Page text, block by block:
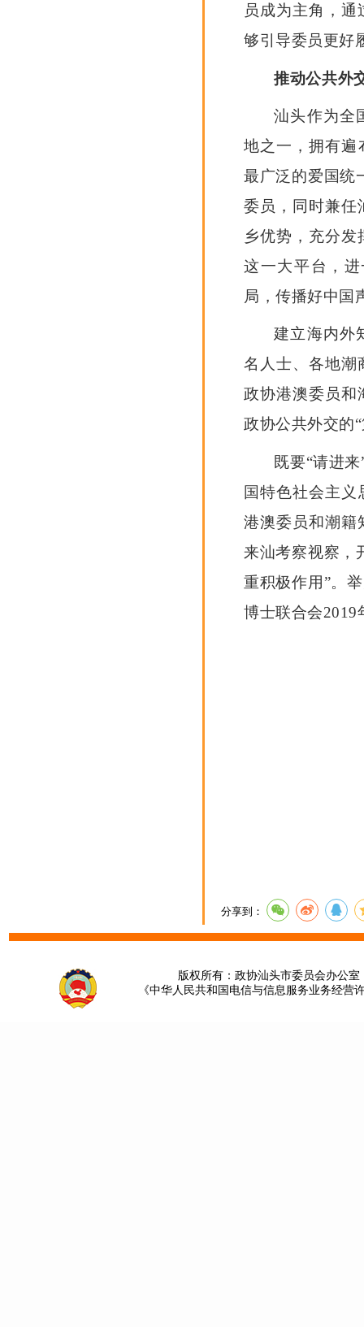
员成为主角，
够引导委员更好
推动公共外
汕头作为全
地之一，拥有遍
最广泛的爱国统
委员，同时兼任
乡优势，充分
这一大平台，
局，传播好中国
建立海内外
名人士、各地潮
政协港澳委员和
政协公共外交的
既要“请进
国特色社会主
港澳委员和潮籍
来汕考察视察，
重积极作用”。
博士联合会2019
分享到：
版权所有：政协汕头市委员会办公
《中华人民共和国电信与信息服务业务经营